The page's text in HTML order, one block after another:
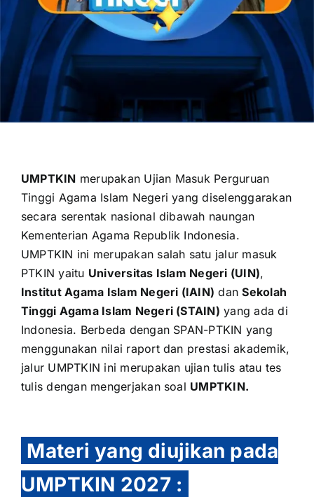
REGISTRATION
CONTACT US
UMPTKIN merupakan Ujian Masuk Perguruan
Tinggi Agama Islam Negeri yang diselenggarakan
secara serentak nasional dibawah naungan
Kementerian Agama Republik Indonesia.
UMPTKIN ini merupakan salah satu jalur masuk
PTKIN yaitu Universitas Islam Negeri (UIN),
Institut Agama Islam Negeri (IAIN) danSekolah
Tinggi Agama Islam Negeri (STAIN) yang ada di
Indonesia. Berbeda dengan SPAN-PTKIN yang
menggunakan nilai raport dan prestasi akademik,
jalur UMPTKIN ini merupakan ujian tulis atau tes
tulis dengan mengerjakan soal UMPTKIN.
Materi yang diujikan pada
UMPTKIN 2027: